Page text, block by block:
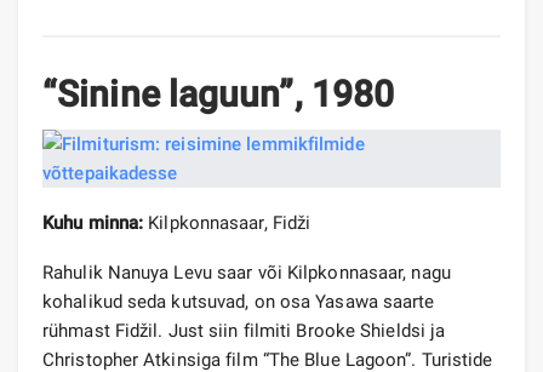
“Sinine laguun”, 1980
Kuhu minna: Kilpkonnasaar, Fidži
Rahulik Nanuya Levu saar või Kilpkonnasaar, nagu
kohalikud seda kutsuvad, on osa Yasawa saarte
rühmast Fidžil. Just siin filmiti Brooke Shieldsi ja
Christopher Atkinsiga film “The Blue Lagoon”. Turistide